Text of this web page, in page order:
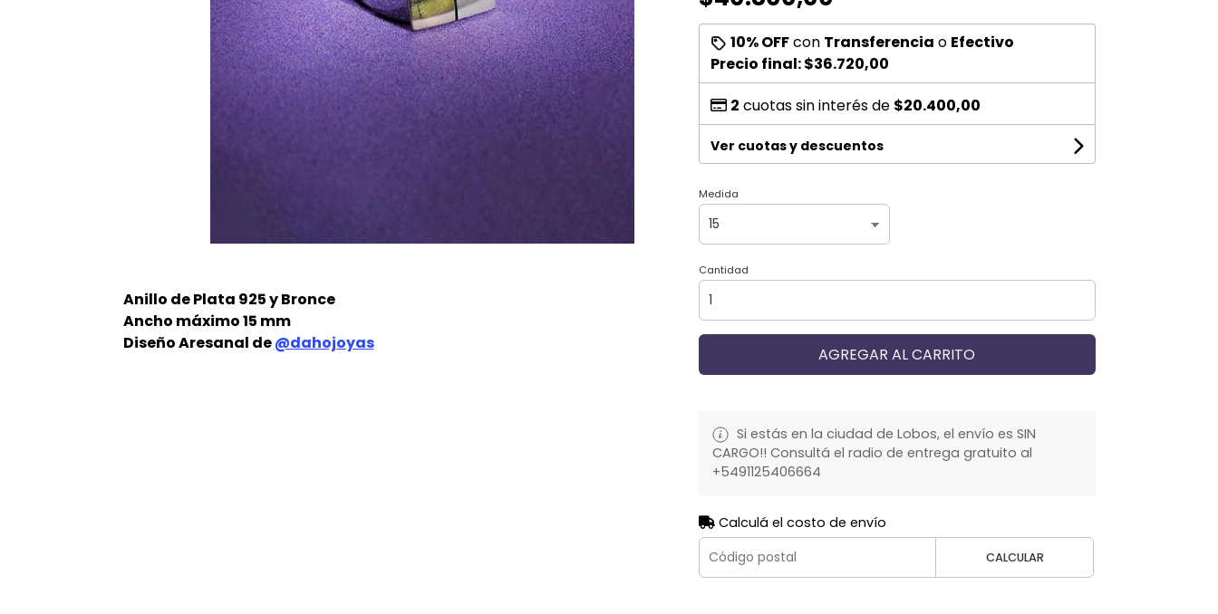
Anillo de Plata 925 y Bronce
Ancho máximo 15 mm
Diseño Aresanal de@dahojoyas
10% OFFcon Transferencia o Efectivo
Precio final:$36.720,00
2 cuotas sin interés de $20.400,00
Ver cuotas y descuentos
Medida
Cantidad
AGREGAR AL CARRITO
Si estás en la ciudad de Lobos, el envío es SIN
CARGO!! Consultá el radio de entrega gratuito al
+5491125406664
Calculá el costo de envío
CALCULAR